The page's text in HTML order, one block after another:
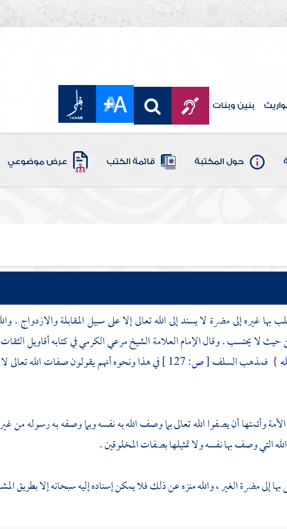
بنين وبنات
حول المكتبة قائمة الكتب عرض موضوعي
غيره إلى مضرة لا يسند إلى الله تعالى إلا على سبيل المقابلة والازدواج .
لا يحتسب . وقال الإمام العلامة الشيخمرعي الكرميفي كتابه أقاويل
} فمذهبالسلف[ص:
في هذا ونحوه أنهم يقولون صفات الله تعالى
وأئمتها أن يصفوا الله تعالى بما وصف الله به نفسه وبما وصفه به رسوله من
التي وصف بها نفسه ولا تمثيلها بصفات المخلوقين .
إلى مضرة الغير ، والله منزه عن ذلك فلا يمكن إسناده إليه سبحانه إلا بطريق